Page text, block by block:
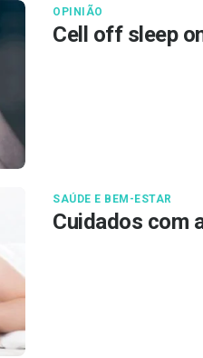
OPINIÃO
Cell off sleep
SAÚDE E BEM-ESTAR
Cuidados com